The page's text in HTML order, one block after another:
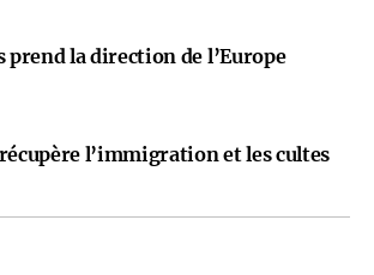
prend la direction de l’Europe
l’immigration et les cultes